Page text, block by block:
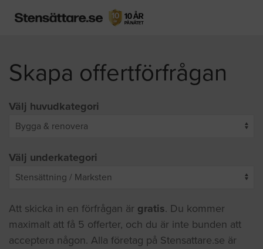
Skapa offertförfrågan
Välj huvudkategori
Välj underkategori
Att skicka in en förfrågan är gratis. Du kommer
maximalt att få 5 offerter, och du är inte bunden att
acceptera någon. Alla företag på Stensattare.se är